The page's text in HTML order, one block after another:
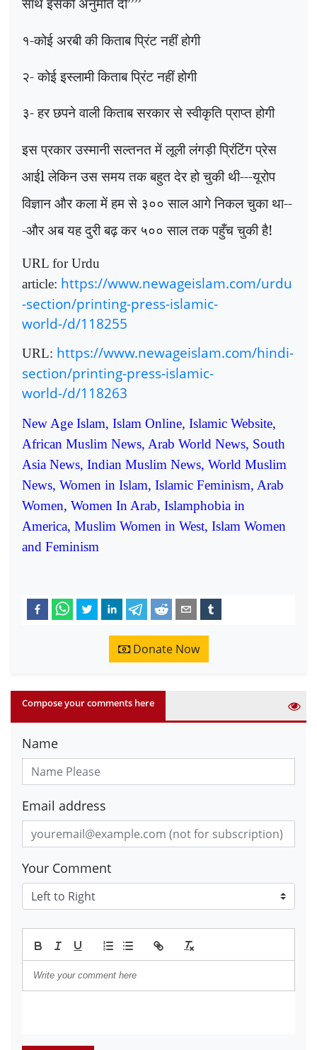
१-कोई अरबी की किताब प्रिंट नहीं होगी
२- कोई इस्लामी किताब प्रिंट नहीं होगी
३- हर छपने वाली किताब सरकार से स्वीकृति प्राप्त होगी
इस प्रकार उस्मानी सल्तनत में लूली लंगड़ी प्रिंटिंग प्रेस
आईl लेकिन उस समय तक बहुत देर हो चुकी थी---यूरोप
विज्ञान और कला में हम से ३०० साल आगे निकल चुका था--
-और अब यह दुरी बढ़ कर ५०० साल तक पहुँच चुकी है!
URL for Urdu
article: https://www.newageislam.com/urdu
-section/printing-press-islamic-
world-/d/118255
URL: https://www.newageislam.com/hindi-
section/printing-press-islamic-
world-/d/118263
New Age Islam, Islam Online, Islamic Website,
African Muslim News, Arab World News, South
Asia News, Indian Muslim News, World Muslim
News, Women in Islam, Islamic Feminism, Arab
Women, Women In Arab, Islamphobia in
America, Muslim Women in West, Islam Women
and Feminism
Donate Now
Compose your comments here
Name
Email address
Your Comment